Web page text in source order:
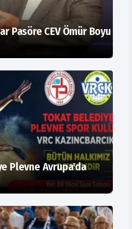
Pasöre CEV Ömür Boyu
Plevne Avrupa'da